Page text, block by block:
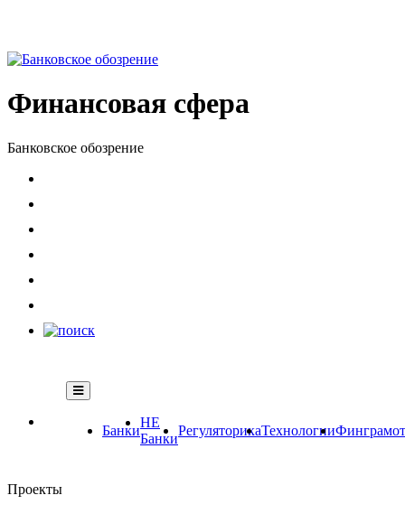
Финансовая сфера
Банковское обозрение
Банки
НЕ
Банки
РегуляторикаТехнологии
Проекты